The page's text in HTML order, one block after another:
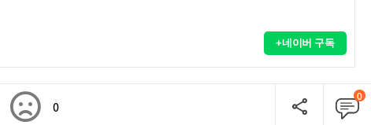
+네이버 구독
0
0